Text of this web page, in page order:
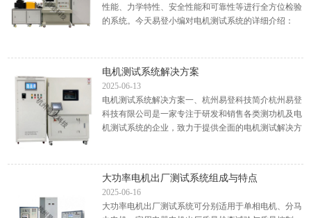
性能、力学特性、安全性能和可靠性等进行全方位检验
的系统。今天易登小编对电机测试系统的详细介绍：
电机测试系统解决方案
2025-06-13
电机测试系统解决方案一、杭州易登科技简介杭州易登
科技有限公司是一家专注于研发和销售各类测功机及电
机测试系统的企业，致力于提供全面的电机测试解决方
大功率电机出厂测试系统组成与特点
2025-06-16
大功率电机出厂测试系统可分别适用于单相电机、分马